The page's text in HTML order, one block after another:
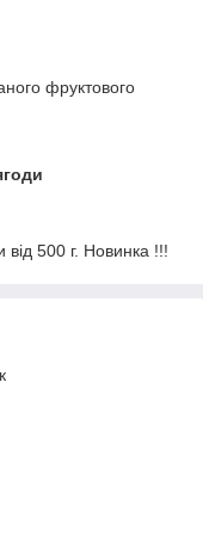
фруктового
500 г. Новинка !!!